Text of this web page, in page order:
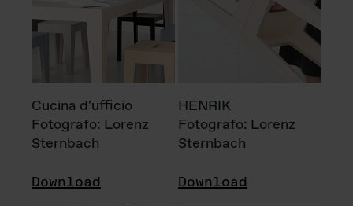
Cucina d'ufficio
Fotografo: Lorenz
Sternbach
Download
HENRIK
Fotografo: Lorenz
Sternbach
Download